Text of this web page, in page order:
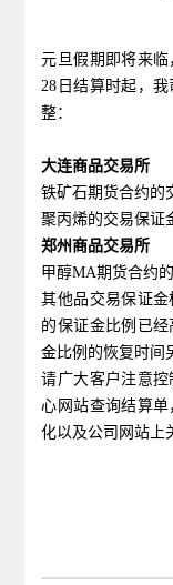
元旦假期即将来临
28日结算时起，
整：
大连商品交易所
铁矿石期货合约的
聚丙烯的交易保证
郑州商品交易所
甲醇MA期货合约
其他品交易保证
的保证金比例已
金比例的恢复时间
请广大客户注意
心网站查询结算
化以及公司网站上